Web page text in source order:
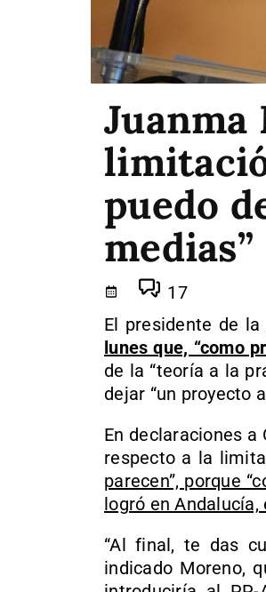
Juanma
puedo
medias”
17
El presidente de
lunes que, “como
de la “teoría a la
dejar “un proyecto
En declaraciones a
respecto a la
parecen”, porque
logró en Andalucía,
“Al final, te das
indicado Moreno,